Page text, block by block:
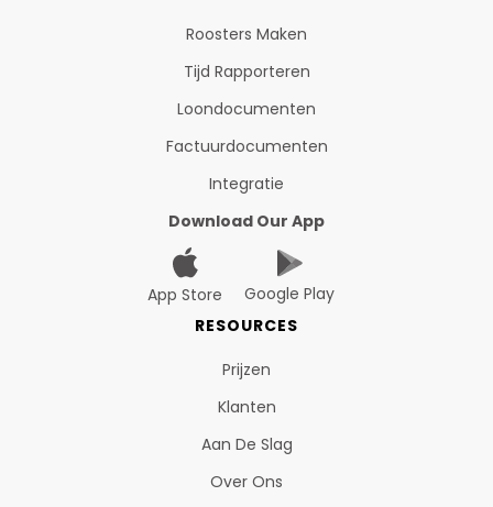
Roosters Maken
Tijd Rapporteren
Loondocumenten
Factuurdocumenten
Integratie
Download Our App
App Store
Google Play
RESOURCES
Prijzen
Klanten
Aan De Slag
Over Ons